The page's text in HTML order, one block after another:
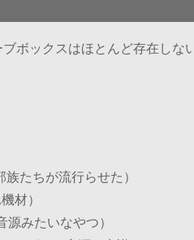
ボックスはほとんど存在しな
族たちが流行らせた）
材）
みたいなやつ）